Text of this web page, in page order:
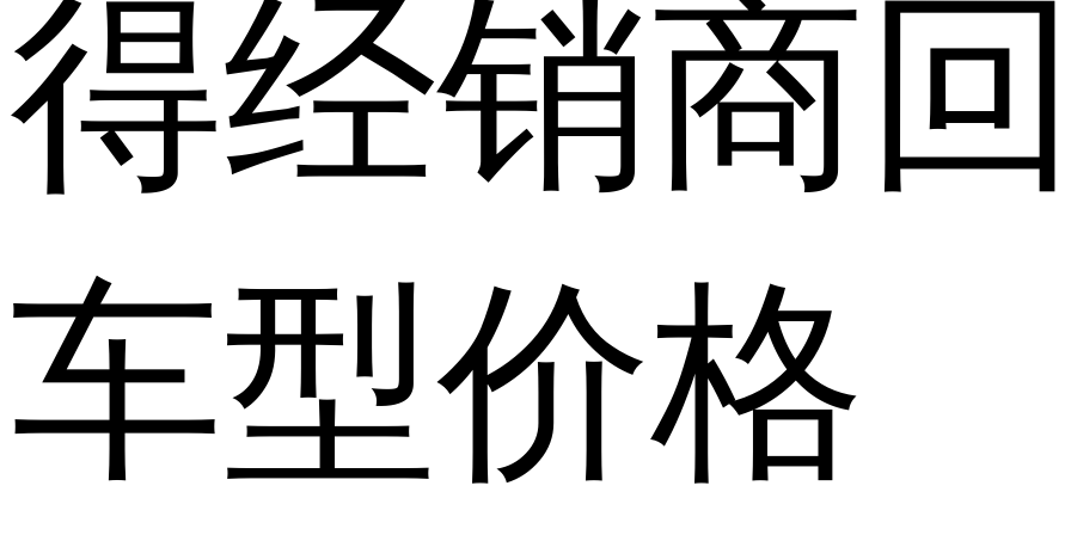
得经销商
车型价格